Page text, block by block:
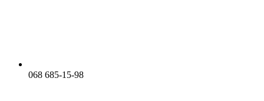
068 685-15-98